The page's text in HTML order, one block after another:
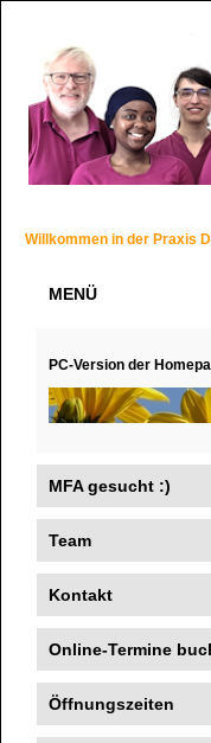
Willkommen in der Praxis
MENÜ
PC-Version der
MFA gesucht :)
Team
Kontakt
Online-Termine
Öffnungszeiten